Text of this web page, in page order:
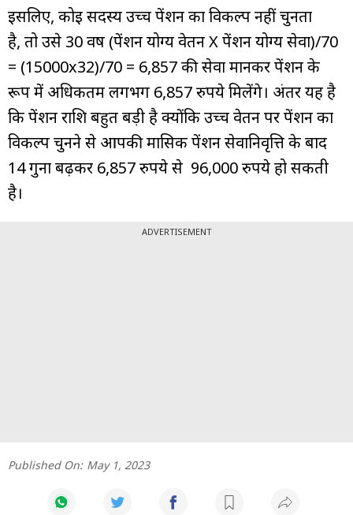
इसलिए, कोई सदस्य उच्च पेंशन का विकल्प नहीं चुनता
है, तो उसे 30 वर्ष (पेंशन योग्य वेतन X पेंशन योग्य सेवा)/70
= (15000x32)/70 = 6,857 की सेवा मानकर पेंशन के
रूप में अधिकतम लगभग 6,857 रुपये मिलेंगे। अंतर यह है
कि पेंशन राशि बहुत बड़ी है क्योंकि उच्च वेतन पर पेंशन का
विकल्प चुनने से आपकी मासिक पेंशन सेवानिवृत्ति के बाद
14 गुना बढ़कर 6,857 रुपये से 96,000 रुपये हो सकती
है।
ADVERTISEMENT
Published On: May 1, 2023